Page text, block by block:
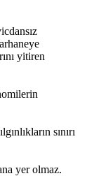
yitiren
sınırı
yer olmaz.